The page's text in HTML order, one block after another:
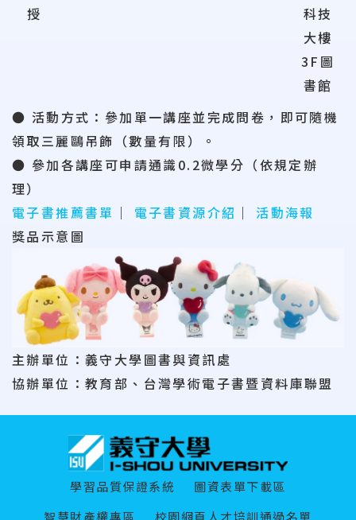
授
科技
大樓
3F圖
書館
● 活動方式：參加單一講座並完成問卷，即可隨機
領取三麗鷗吊飾（數量有限）。
● 參加各講座可申請通識0.2微學分（依規定辦
理）
電子書推薦書單 ｜ 電子書資源介紹 ｜ 活動海報
獎品示意圖
主辦單位：義守大學圖書與資訊處
協辦單位：教育部、台灣學術電子書暨資料庫聯盟
學習品質保證系統
圖資表單下載區